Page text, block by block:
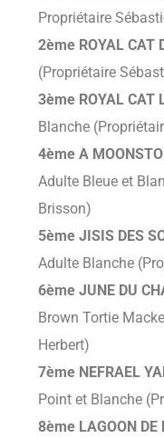
Propriétaire
2ème ROYAL CAT
(Propriétaire
3ème ROYAL CAT
Blanche
4ème A
Adulte Bleue et
Brisson)
5ème JISIS DES
Adulte Blanche
6ème JUNE DU
Brown Tortie
Herbert)
7ème NEFRAEL
Point et Blanche
8ème LAGOON DE